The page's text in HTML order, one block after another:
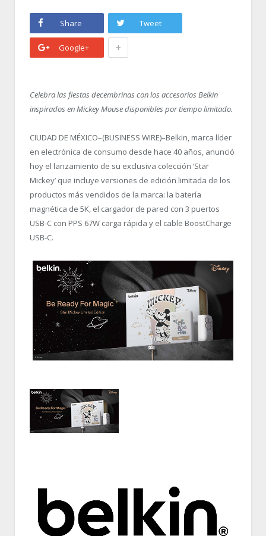
Share Tweet
Google+ +
Celebra las fiestas decembrinas con los accesorios Belkin
inspirados en Mickey Mouse disponibles por tiempo limitado.
CIUDAD DE MÉXICO–(BUSINESS WIRE)–Belkin, marca líder
en electrónica de consumo desde hace 40 años, anunció
hoy el lanzamiento de su exclusiva colección ‘Star
Mickey’ que incluye versiones de edición limitada de los
productos más vendidos de la marca: la batería
magnética de 5K, el cargador de pared con 3 puertos
USB-C con PPS 67W carga rápida y el cable BoostCharge
USB-C.